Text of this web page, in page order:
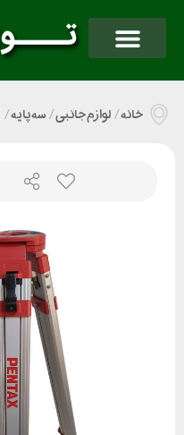
خانه/لوازم جانبی/سه پایه/